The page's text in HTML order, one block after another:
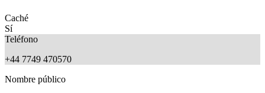
Caché
Sí
Teléfono
+44 7749 470570
Nombre público